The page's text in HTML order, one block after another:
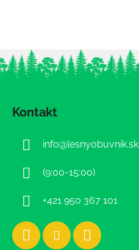
Kontakt
info@lesnyobuvnik.sk
(9:00-15:00)
+421 950 367 101